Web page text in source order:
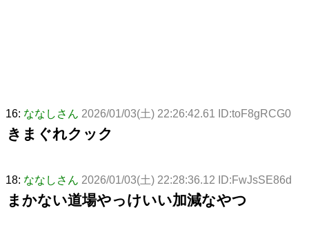
16: ななしさん 2026/01/03(土) 22:26:42.61 ID:toF8gRCG0
きまぐれクック
18: ななしさん 2026/01/03(土) 22:28:36.12 ID:FwJsSE86d
まかない道場やっけいい加減なやつ